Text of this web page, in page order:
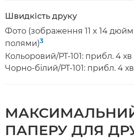
Швидкість друку
Фото (зображення 11 x 14
полями)3
Кольоровий/PT-101: прибл. 4 хв
Чорно-білий/PT-101: прибл. 4 хв
ПАПЕРУ ДЛЯ